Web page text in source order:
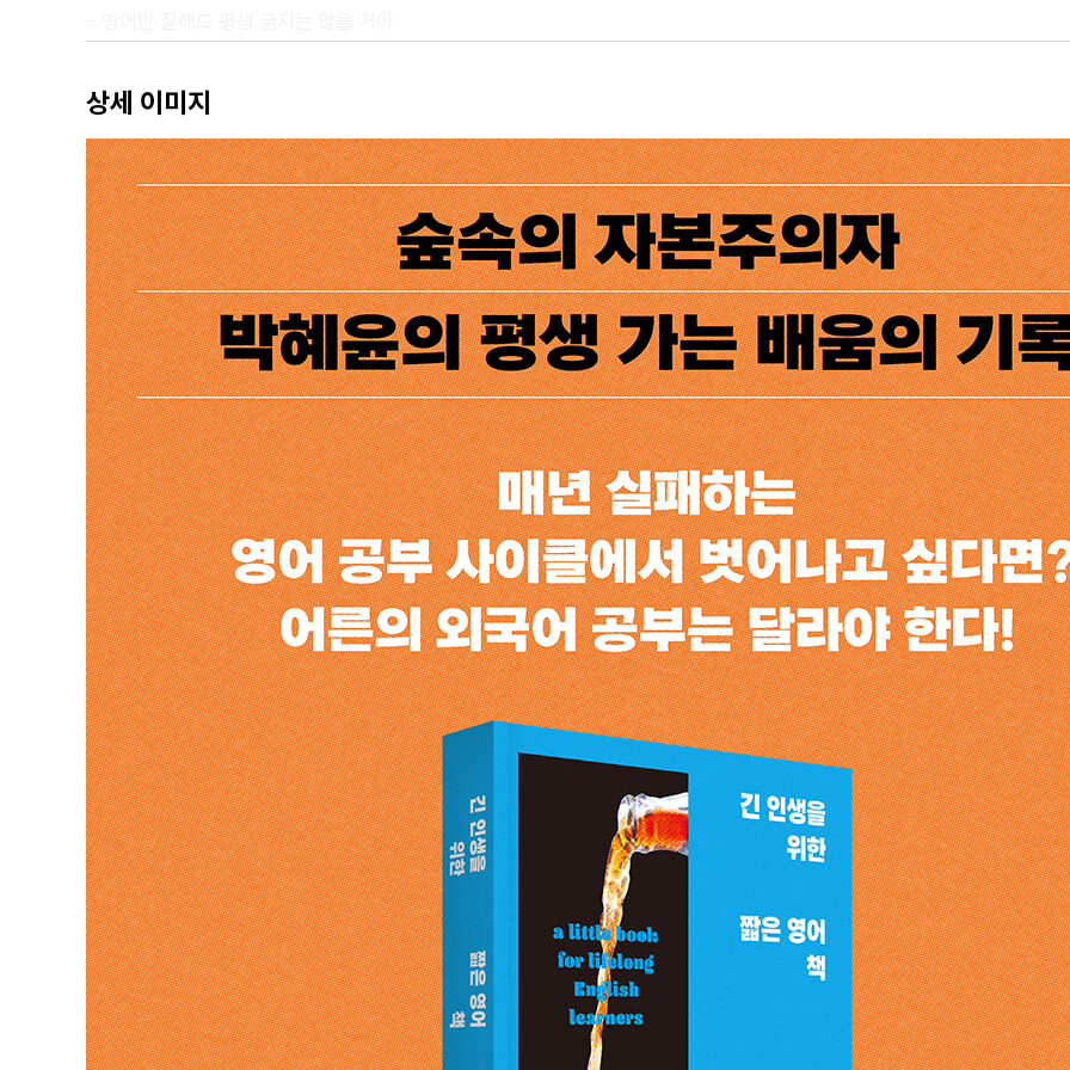
- 영어를 완벽하게 잘하기 위해서 기초에서 출발해 수준별로 접근하지 않는다.
- 성인이 되어 온전히 외국어로 영어를 배우는 데엔 지나치기 쉬운 강점이 있다.
문법은 어떻게 쓸모 있을까?
- 모국어로 형성한 문법의 논리와 생각은 결코 방해물이 아니다.
2장 (할 것과 안 할 것) 선택하기: 영어 공부를 지속하기 위해
복종하는 시간들
- 배움은 다른 내가 되어보는 과정이다.
내가 정하는 속도
- 나에게 적합한 속도를 찾기 위해 멈추고 몰입하는 데에는 고집과 자신감이 필요하다.
나의 영어 공부 방법
- 내게 절실한 단어는 영어에서도 여전히 동사다.
냉정한 분노
- 당신이 한 말을 나는 못 알아들었다. 그건 내 책임이 아니다.
발음, 참가자의 자격으로
- 원어민의 힘은 아주 강할 수도 있지만 아주 약할 수도 있다.
개별 발음보다 강세
- 중요한 건 강세다. 발음은 대강 해도 된다.
나에겐 너무 무거운 스몰 토크
- 영어에서 안 되는 부분이 있다고 영어 공부 전체를 포기할 필요는 없다.
한국어와 영어 사이, 나만의 언어
- 성인 외국어 학습자는 이 단계를 거쳐야 영어의 세계로 갈 수 있다.
3장 (두 언어, 두 문화) 비교하기: 나의 세계를 확장하기 위해
듣는다는 것
- 이제는 안 들어도 그만인 게 뭘까를 생각하게 됐다.
한국어로 말할 때의 나
- 그리하여 나는 내 머리를, 내가 자르는 사람이 되기로 했다.
상세 이미지